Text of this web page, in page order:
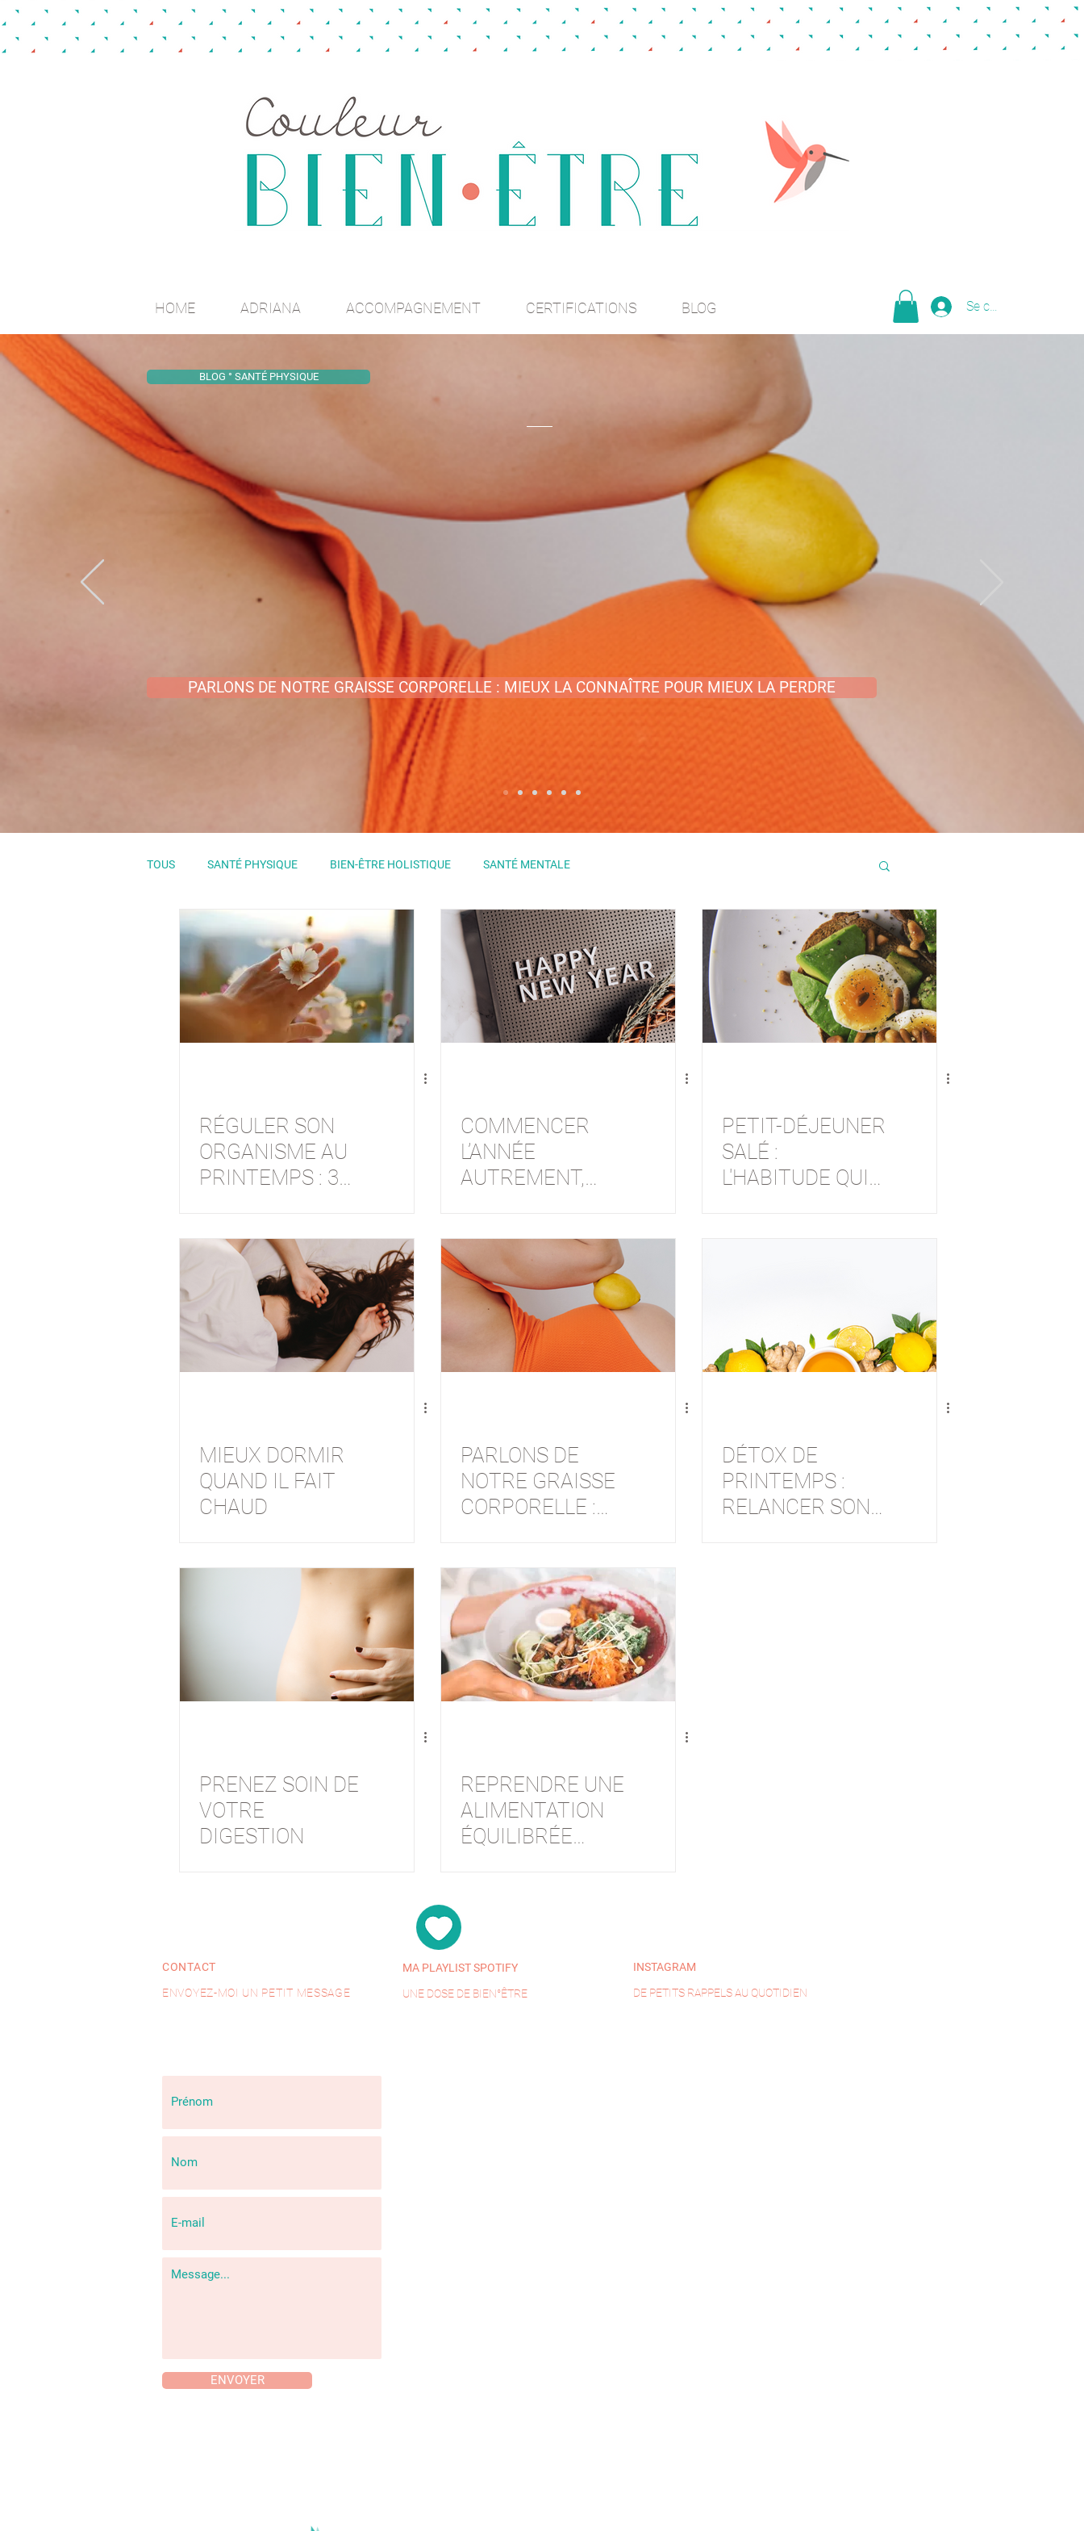
HOME ADRIANA ACCOMPAGNEMENT CERTIFICATIONS BLOG Se connecter
BLOG ° SANTÉ PHYSIQUE
PARLONS DE NOTRE GRAISSE CORPORELLE : MIEUX LA CONNAÎTRE POUR MIEUX LA PERDRE
TOUS SANTÉ PHYSIQUE BIEN-ÊTRE HOLISTIQUE SANTÉ MENTALE
RÉGULER SON
ORGANISME AU
PRINTEMPS : 3
COMMENCER
L’ANNÉE
AUTREMENT,
SANS
RÉSOLUTIONS.
PETIT-DÉJEUNER
SALÉ :
L'HABITUDE QUI
MIEUX DORMIR
QUAND IL FAIT
CHAUD
PARLONS DE
NOTRE GRAISSE
CORPORELLE :
POUR MIEUX
L'ÉLIMINER
DÉTOX DE
PRINTEMPS :
RELANCER SON
PRENEZ SOIN DE
VOTRE
DIGESTION
REPRENDRE UNE
ALIMENTATION
ÉQUILIBRÉE
CONTACT
ENVOYEZ-MOI UN PETIT MESSAGE
MA PLAYLIST SPOTIFY
UNE DOSE DE BIEN°ÊTRE
INSTAGRAM
DE PETITS RAPPELS AU QUOTIDIEN
ENVOYER